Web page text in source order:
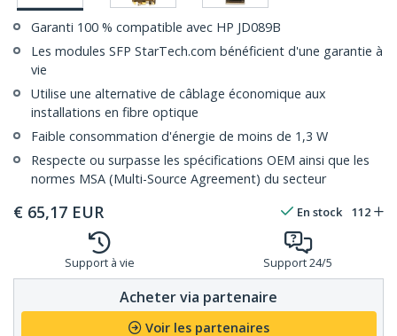
Garanti 100 % compatible avec HP JD089B
Les modules SFP StarTech.com bénéficient d'une garantie à
vie
Utilise une alternative de câblage économique aux
installations en fibre optique
Faible consommation d'énergie de moins de 1,3 W
Respecte ou surpasse les spécifications OEM ainsi que les
normes MSA (Multi-Source Agreement) du secteur
€ 65,17 EUR En stock 112
Support à vie Support 24/5
Acheter via partenaire
Voir les partenaires